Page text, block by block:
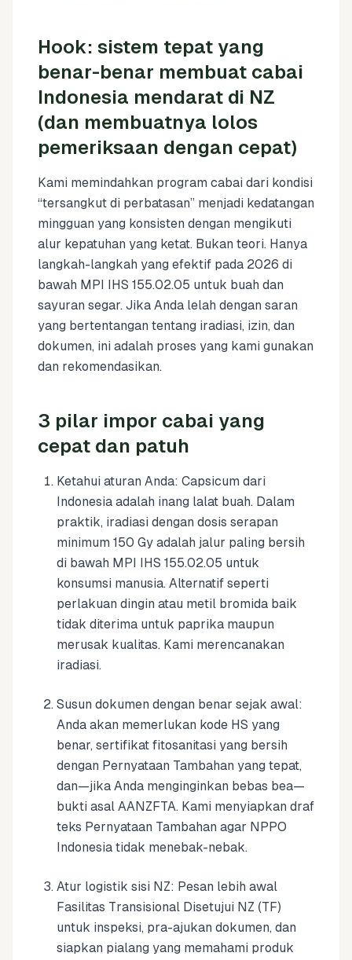
Hook: sistem tepat yang
benar-benar membuat cabai
Indonesia mendarat di NZ
(dan membuatnya lolos
pemeriksaan dengan cepat)
Kami memindahkan program cabai dari kondisi
“tersangkut di perbatasan” menjadi kedatangan
mingguan yang konsisten dengan mengikuti
alur kepatuhan yang ketat. Bukan teori. Hanya
langkah-langkah yang efektif pada 2026 di
bawah MPI IHS 155.02.05 untuk buah dan
sayuran segar. Jika Anda lelah dengan saran
yang bertentangan tentang iradiasi, izin, dan
dokumen, ini adalah proses yang kami gunakan
dan rekomendasikan.
3 pilar impor cabai yang
cepat dan patuh
Ketahui aturan Anda: Capsicum dari
Indonesia adalah inang lalat buah. Dalam
praktik, iradiasi dengan dosis serapan
minimum 150 Gy adalah jalur paling bersih
di bawah MPI IHS 155.02.05 untuk
konsumsi manusia. Alternatif seperti
perlakuan dingin atau metil bromida baik
tidak diterima untuk paprika maupun
merusak kualitas. Kami merencanakan
iradiasi.
Susun dokumen dengan benar sejak awal:
Anda akan memerlukan kode HS yang
benar, sertifikat fitosanitasi yang bersih
dengan Pernyataan Tambahan yang tepat,
dan—jika Anda menginginkan bebas bea—
bukti asal AANZFTA. Kami menyiapkan draf
teks Pernyataan Tambahan agar NPPO
Indonesia tidak menebak-nebak.
Atur logistik sisi NZ: Pesan lebih awal
Fasilitas Transisional Disetujui NZ (TF)
untuk inspeksi, pra-ajukan dokumen, dan
siapkan pialang yang memahami produk